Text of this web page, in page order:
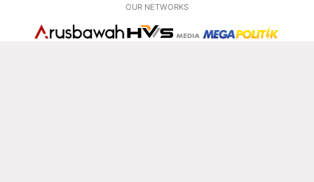
OUR NETWORKS